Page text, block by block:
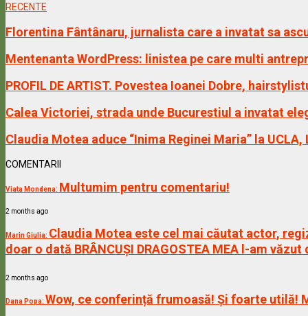
RECENTE
Florentina Fântânaru, jurnalista care a invatat sa
Mentenanta WordPress: linistea pe care multi
PROFIL DE ARTIST. Povestea Ioanei Dobre,
Calea Victoriei, strada unde Bucurestiul a invatat
Claudia Motea aduce “Inima Reginei Maria” la UCLA,
COMENTARII
Viata Mondena: Multumim pentru comentariu!
2 months ago
Marin Giulia: Claudia Motea este cel mai căutat actor,
doar o dată BRÂNCUȘI DRAGOSTEA MEA l-am
2 months ago
Dana Popa: Wow, ce conferință frumoasă! Și foarte utilă!